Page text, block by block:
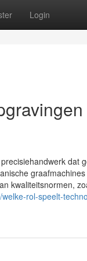
Login
dat
kwaliteitsnormen,
rol-speelt-